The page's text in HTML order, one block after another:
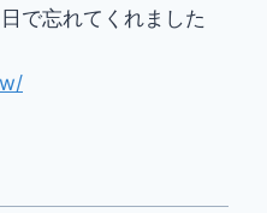
で忘れてくれました